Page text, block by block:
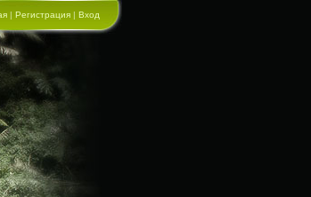
| Регистрация | Вход